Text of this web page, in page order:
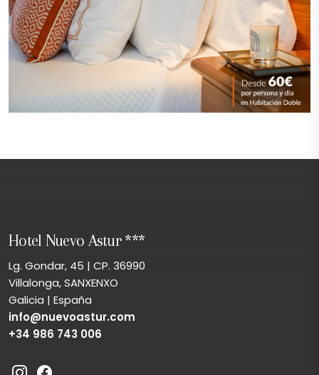
Hotel Nuevo Astur ***
Lg. Gondar, 45 | CP. 36990
Villalonga, SANXENXO
Galicia | España
info@nuevoastur.com
+34 986 743 006